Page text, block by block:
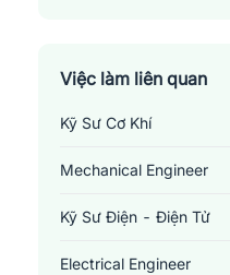
Kỹ sư cơ khí: Là người
sản xuất và bảo dưỡng các
kỹ năng toán học và lý
nhiều ngành công nghiệp
tự động hóa, sản xuất và năng
Việc làm liên quan
Kỹ Sư Cơ Khí
Mechanical Engineer
Kỹ Sư Điện - Điện Tử
Electrical Engineer